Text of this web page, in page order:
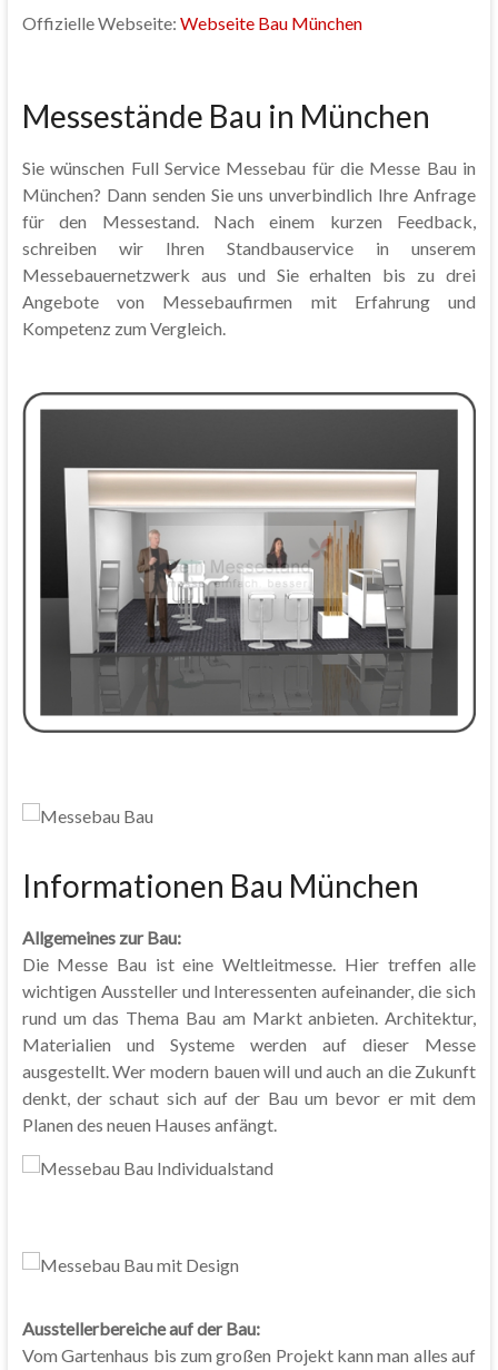
Offizielle Webseite: Webseite Bau München
Messestände Bau in München
Sie wünschen Full Service Messebau für die Messe Bau in
München? Dann senden Sie uns unverbindlich Ihre Anfrage
für den Messestand. Nach einem kurzen Feedback,
schreiben wir Ihren Standbauservice in unserem
Messebauernetzwerk aus und Sie erhalten bis zu drei
Angebote von Messebaufirmen mit Erfahrung und
Kompetenz zum Vergleich.
Informationen Bau München
Allgemeines zur Bau:
Die Messe Bau ist eine Weltleitmesse. Hier treffen alle
wichtigen Aussteller und Interessenten aufeinander, die sich
rund um das Thema Bau am Markt anbieten. Architektur,
Materialien und Systeme werden auf dieser Messe
ausgestellt. Wer modern bauen will und auch an die Zukunft
denkt, der schaut sich auf der Bau um bevor er mit dem
Planen des neuen Hauses anfängt.
Ausstellerbereiche auf der Bau:
Vom Gartenhaus bis zum großen Projekt kann man alles auf